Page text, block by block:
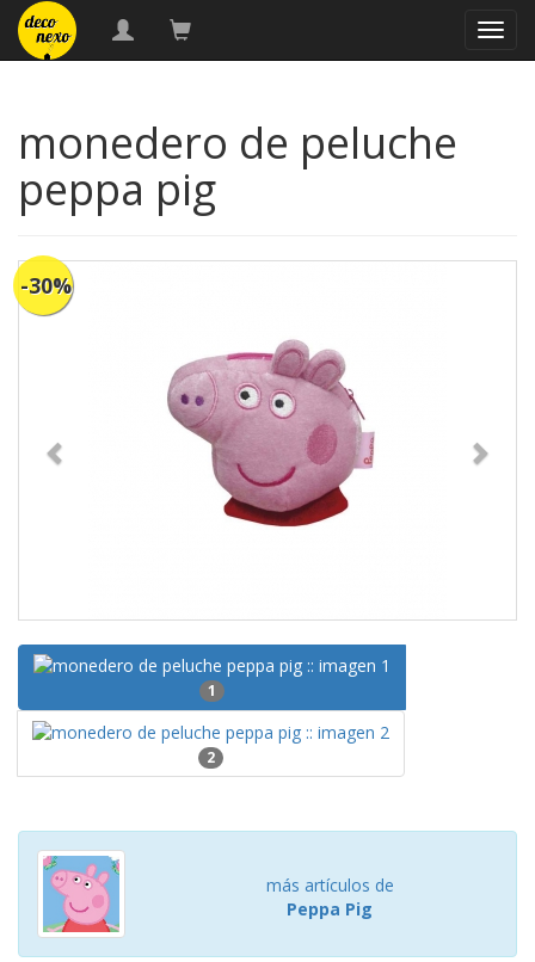
monedero de peluche
peppa pig
-30%
1
2
más artículos de
Peppa Pig